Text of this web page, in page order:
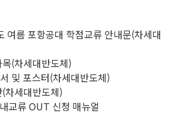
여름 포항공대 학점교류 안내문(차세대
차세대반도체)
포스터(차세대반도체)
세대반도체)
류 OUT 신청 매뉴얼